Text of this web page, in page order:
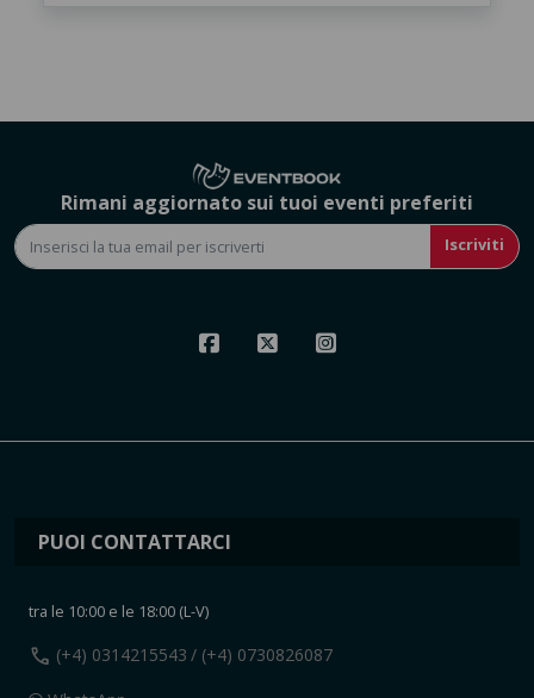
Rimani aggiornato sui tuoi eventi preferiti
Iscriviti
PUOI CONTATTARCI
tra le 10:00 e le 18:00 (L-V)
call (+4) 0314215543 / (+4) 0730826087